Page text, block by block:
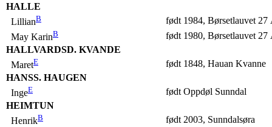
HALLE
LillianB
født 1984, Børsetlauvet 27
May KarinB
født 1980, Børsetlauvet 27
HALLVARDSD. KVANDE
MaretE
født 1848, Hauan Kvanne
HANSS. HAUGEN
IngeE
født Oppdøl Sunndal
HEIMTUN
HenrikB
født 2003, Sunndalsøra